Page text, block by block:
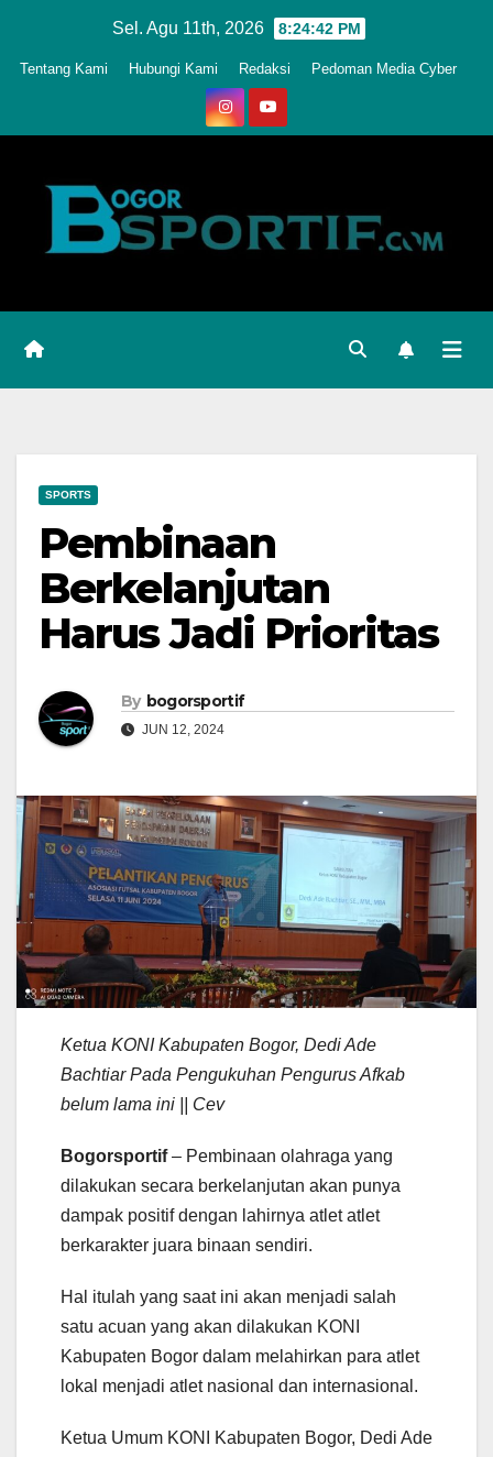
Sel. Agu 11th, 2026 8:24:45 PM
Tentang Kami Hubungi Kami Redaksi Pedoman Media Cyber
SPORTS
Pembinaan
Berkelanjutan
Harus Jadi Prioritas
By bogorsportif
JUN 12, 2024
Ketua KONI Kabupaten Bogor, Dedi Ade
Bachtiar Pada Pengukuhan Pengurus Afkab
belum lama ini || Cev
Bogorsportif– Pembinaan olahraga yang
dilakukan secara berkelanjutan akan punya
dampak positif dengan lahirnya atlet atlet
berkarakter juara binaan sendiri.
Hal itulah yang saat ini akan menjadi salah
satu acuan yang akan dilakukan KONI
Kabupaten Bogor dalam melahirkan para atlet
lokal menjadi atlet nasional dan internasional.
Ketua Umum KONI Kabupaten Bogor, Dedi Ade